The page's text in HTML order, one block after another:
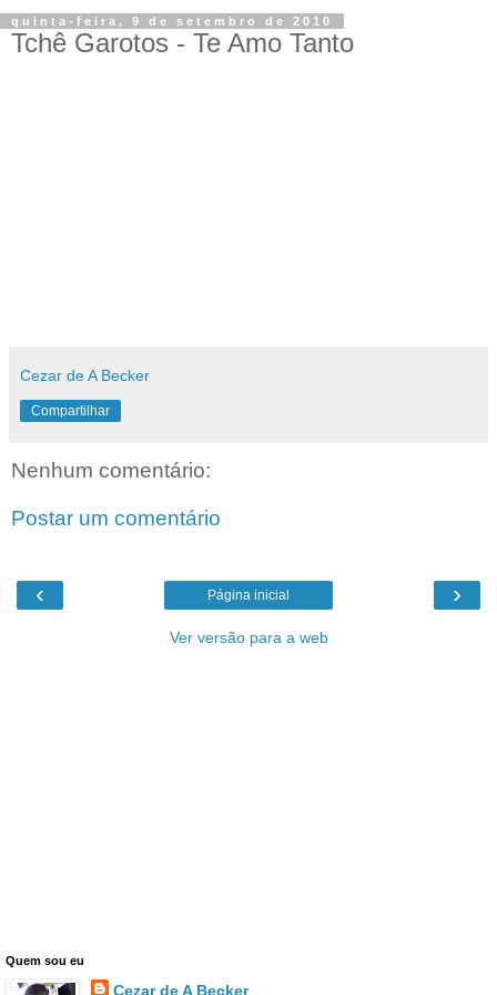
quinta-feira, 9 de setembro de 2010
Tchê Garotos - Te Amo Tanto
Cezar de A Becker
Compartilhar
Nenhum comentário:
Postar um comentário
‹ ›
Página inicial
Ver versão para a web
Quem sou eu
Cezar de A Becker